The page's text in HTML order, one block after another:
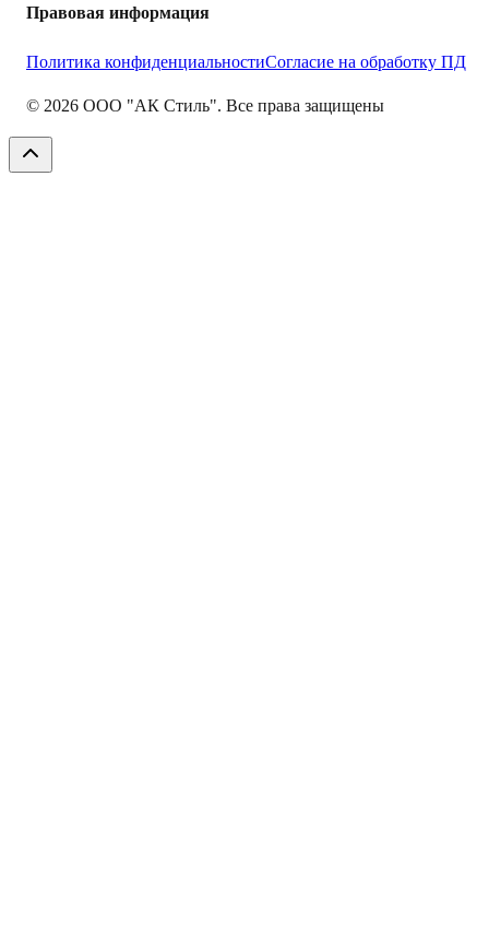
Правовая информация
Политика конфиденциальностиСогласие на обработку ПД
© 2026 ООО "АК Стиль". Все права защищены